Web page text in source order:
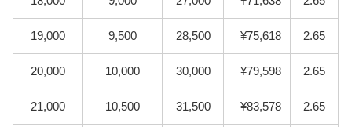
19,000 9,500 28,500 ¥75,618 2.65
20,000 10,000 30,000 ¥79,598 2.65
21,000 10,500 31,500 ¥83,578 2.65